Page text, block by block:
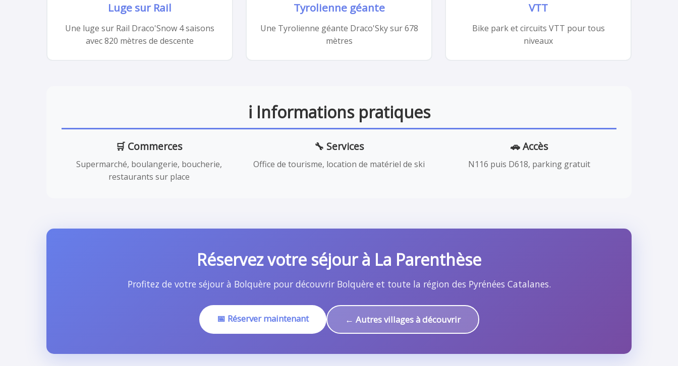
Luge sur Rail
Une luge sur Rail Draco'Snow 4 saisons
avec 820 mètres de descente
Tyrolienne géante
Une Tyrolienne géante Draco'Sky sur 678
mètres
VTT
Bike park et circuits VTT pour tous
niveaux
ℹ️ Informations pratiques
🛒 Commerces
Supermarché, boulangerie, boucherie,
restaurants sur place
🔧 Services
Office de tourisme, location de matériel de ski
🚗 Accès
N116 puis D618, parking gratuit
Réservez votre séjour à La Parenthèse
Profitez de votre séjour à Bolquère pour découvrir Bolquère et toute la région des Pyrénées Catalanes.
📅 Réserver maintenant ← Autres villages à découvrir